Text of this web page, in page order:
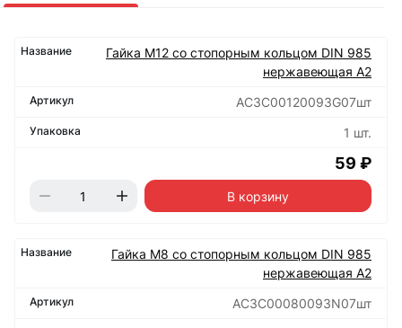
Гайка М12 со стопорным кольцом DIN 985
нержавеющая А2
АС3C00120093G07шт
1 шт.
59 ₽
В корзину
Гайка М8 со стопорным кольцом DIN 985
нержавеющая А2
АС3C00080093N07шт